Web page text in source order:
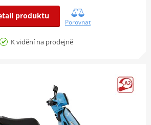
produktu
Porovnat
K vidění na prodejně